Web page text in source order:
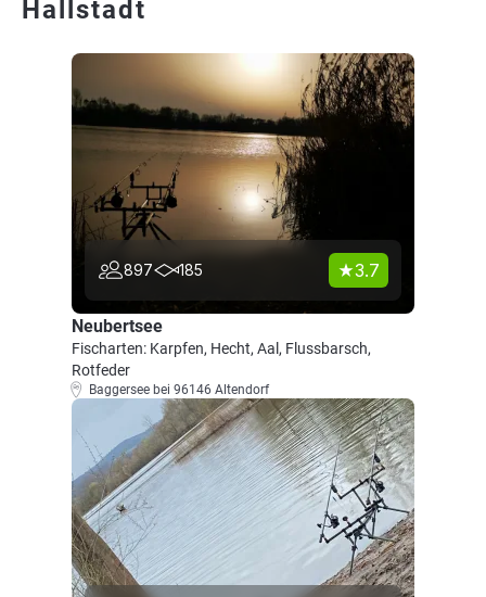
Hallstadt
897 185 3.7
Neubertsee
Fischarten: Karpfen, Hecht, Aal, Flussbarsch,
Rotfeder
Baggersee bei 96146 Altendorf